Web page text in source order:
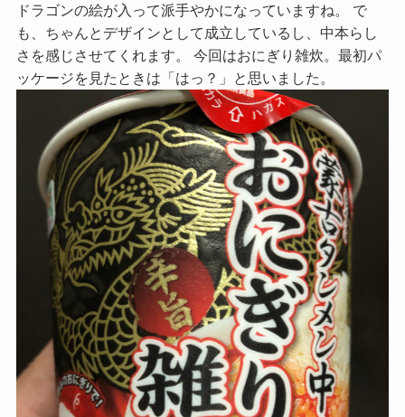
ドラゴンの絵が入って派手やかになっていますね。 で
も、ちゃんとデザインとして成立しているし、中本らし
さを感じさせてくれます。 今回はおにぎり雑炊。最初パ
ッケージを見たときは「はっ？」と思いました。